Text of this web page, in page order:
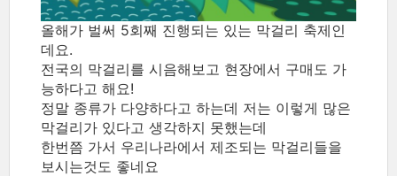
올해가 벌써 5회째 진행되는 있는 막걸리 축제인
데요.
전국의 막걸리를 시음해보고 현장에서 구매도 가
능하다고 해요!
정말 종류가 다양하다고 하는데 저는 이렇게 많은
막걸리가 있다고 생각하지 못했는데
한번쯤 가서 우리나라에서 제조되는 막걸리들을
보시는것도 좋네요